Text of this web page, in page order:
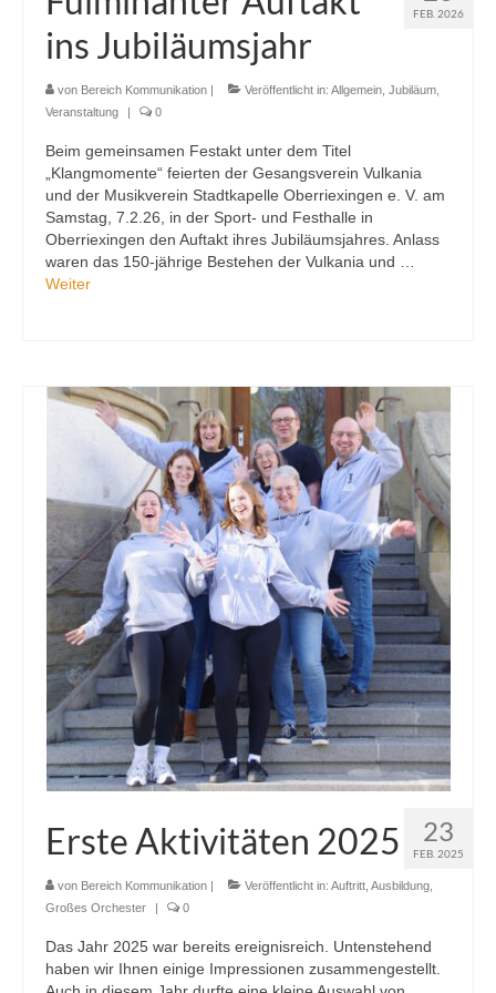
FEB. 2026
ins Jubiläumsjahr
von Bereich Kommunikation | Veröffentlicht in: Allgemein Jubiläum
Veranstaltung
| 0
Beim gemeinsamen Festakt unter dem Titel
„Klangmomente“ feierten der Gesangsverein Vulkania
und der Musikverein Stadtkapelle Oberriexingen e. V. am
Samstag, 7.2.26, in der Sport- und Festhalle in
Oberriexingen den Auftakt ihres Jubiläumsjahres. Anlass
waren das 150-jährige Bestehen der Vulkania und …
Weiter
23
FEB. 2025
Erste Aktivitäten 2025
von Bereich Kommunikation | Veröffentlicht in: Auftritt Ausbildung
Großes Orchester
| 0
Das Jahr 2025 war bereits ereignisreich. Untenstehend
haben wir Ihnen einige Impressionen zusammengestellt.